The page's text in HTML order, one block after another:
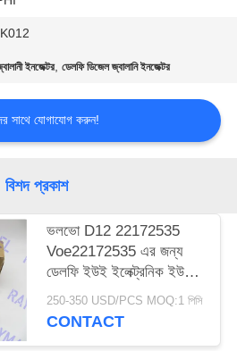
ইনজেক্টর,ডেলফি ডিজেল জ্বালানি ইনজেক্টর
সাথে যোগাযোগ করুন!
বিশদ প্রকাশ
ভলভো D12 22172535
Voe22172535 এর জন্য
ডেলফি ইউই ইলেক্ট্রনিক ইউনিট
ইনজেক্টর BEBE4D34101
250-350 USD/PCS MOQ:1 পিসি
CONTACT